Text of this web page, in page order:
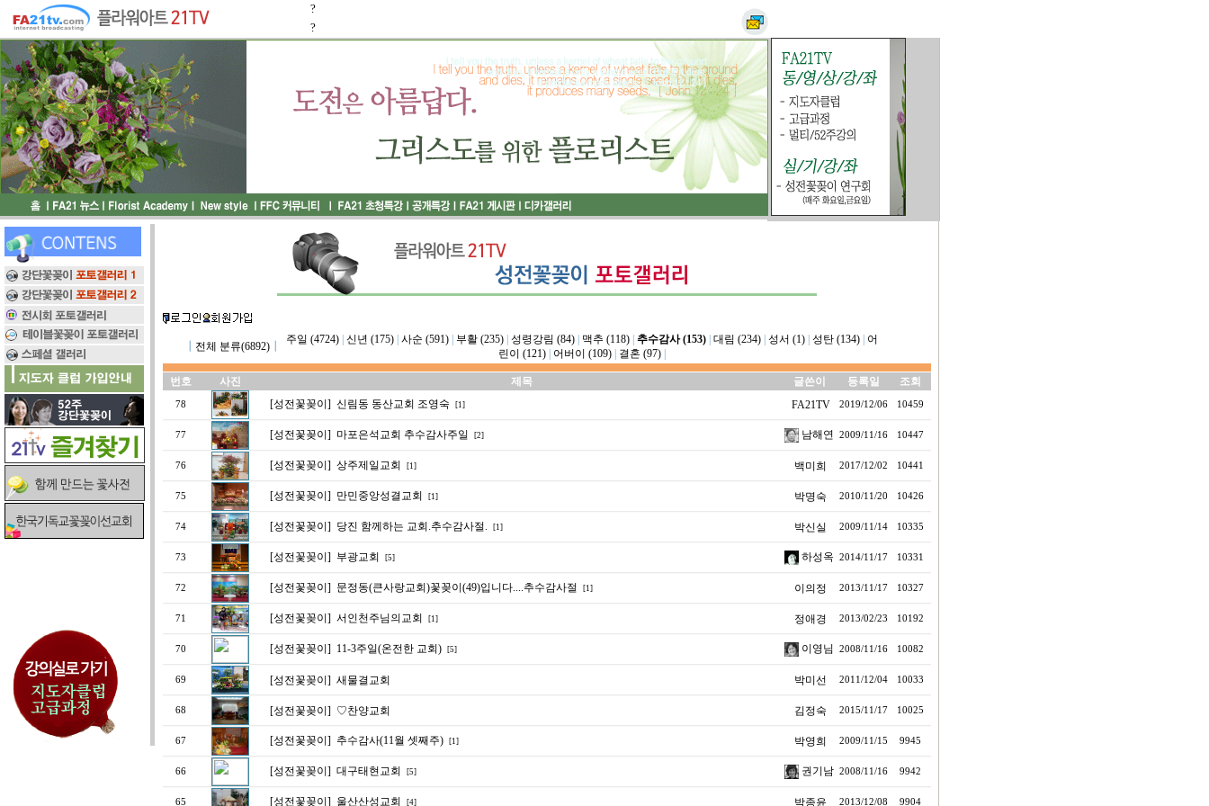
?
?
전체 분류(6892)┃
주일 (4724)| 신년 (175)| 사순 (591)| 부활 (235)| 성령강림 (84)| 맥추 (118)| 추수감사 (153)| 대림 (234)| 성서 (1)| 성탄 (134)|
어
린이 (121)| 어버이 (109)| 결혼 (97)|
번호 사진 제목 글쓴이 등록일 조회
78 [성전꽃꽂이] 신림동 동산교회 조영숙 [1] FA21TV 2019/12/06 10459
77 [성전꽃꽂이] 마포은석교회 추수감사주일 [2] 남해연 2009/11/16 10447
76 [성전꽃꽂이] 상주제일교회 [1] 백미희 2017/12/02 10441
75 [성전꽃꽂이] 만민중앙성결교회 [1] 박명숙 2010/11/20 10426
74 [성전꽃꽂이] 당진 함께하는 교회.추수감사절. [1] 박신실 2009/11/14 10335
73 [성전꽃꽂이] 부광교회 [5] 하성옥 2014/11/17 10331
72 [성전꽃꽂이] 문정동(큰사랑교회)꽃꽂이(49)입니다....추수감사절 [1] 이의정 2013/11/17 10327
71 [성전꽃꽂이] 서인천주님의교회 [1] 정애경 2013/02/23 10192
70 [성전꽃꽂이] 11-3주일(온전한 교회) [5] 이영님 2008/11/16 10082
69 [성전꽃꽂이] 새물결교회 박미선 2011/12/04 10033
68 [성전꽃꽂이] ♡찬양교회 김정숙 2015/11/17 10025
67 [성전꽃꽂이] 추수감사(11월 셋째주) [1] 박영희 2009/11/15 9945
66 [성전꽃꽂이] 대구태현교회 [5] 권기남 2008/11/16 9942
65 [성전꽃꽂이] 울산산성교회 [4] 박종윤 2013/12/08 9904